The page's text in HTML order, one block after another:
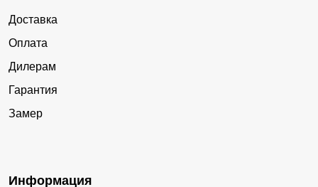
Доставка
Оплата
Дилерам
Гарантия
Замер
Информация